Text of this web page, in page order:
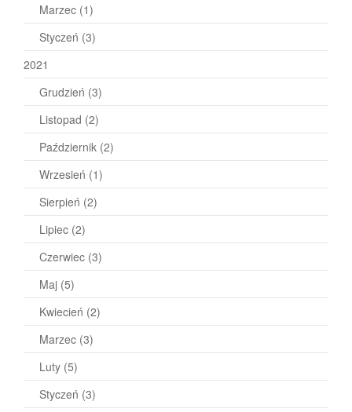
Marzec (1)
Styczeń (3)
2021
Grudzień (3)
Listopad (2)
Październik (2)
Wrzesień (1)
Sierpień (2)
Lipiec (2)
Czerwiec (3)
Maj (5)
Kwiecień (2)
Marzec (3)
Luty (5)
Styczeń (3)